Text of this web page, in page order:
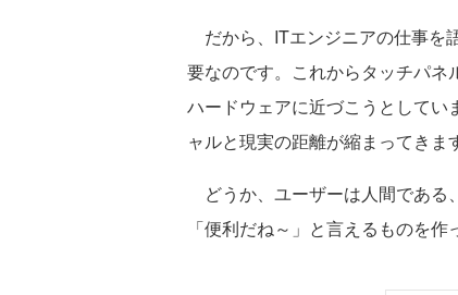
だから、ITエンジニアの仕事を
要なのです。これからタッチパ
ハードウェアに近づこうとして
ャルと現実の距離が縮まってきま
どうか、ユーザーは人間である
「便利だね～」と言えるものを作